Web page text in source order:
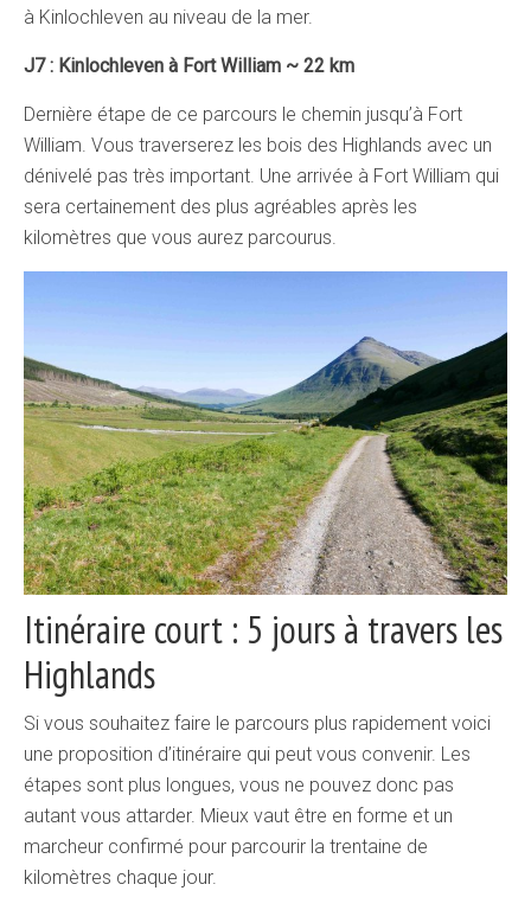
à Kinlochleven au niveau de la mer.
J7 : Kinlochleven à Fort William ~ 22 km
Dernière étape de ce parcours le chemin jusqu’à Fort
William. Vous traverserez les bois des Highlands avec un
dénivelé pas très important. Une arrivée à Fort William qui
sera certainement des plus agréables après les
kilomètres que vous aurez parcourus.
Itinéraire court : 5 jours à travers les
Highlands
Si vous souhaitez faire le parcours plus rapidement voici
une proposition d’itinéraire qui peut vous convenir. Les
étapes sont plus longues, vous ne pouvez donc pas
autant vous attarder. Mieux vaut être en forme et un
marcheur confirmé pour parcourir la trentaine de
kilomètres chaque jour.